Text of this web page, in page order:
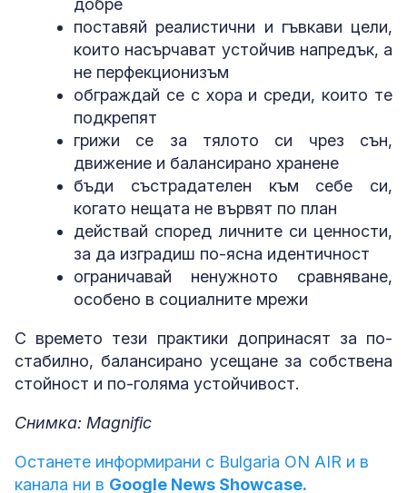
добре
поставяй реалистични и гъвкави цели,
които насърчават устойчив напредък, а
не перфекционизъм
обграждай се с хора и среди, които те
подкрепят
грижи се за тялото си чрез сън,
движение и балансирано хранене
бъди състрадателен към себе си,
когато нещата не вървят по план
действай според личните си ценности,
за да изградиш по-ясна идентичност
ограничавай ненужното сравняване,
особено в социалните мрежи
С времето тези практики допринасят за по-
стабилно, балансирано усещане за собствена
стойност и по-голяма устойчивост.
Снимка: Magnific
Останете информирани с Bulgaria ON AIR и в
канала ни в Google News Showcase.